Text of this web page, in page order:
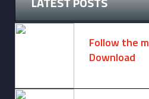
Follow the
Download